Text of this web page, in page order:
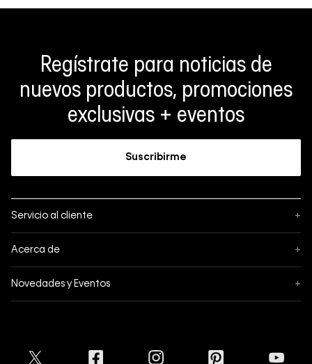
Regístrate para noticias de
nuevos productos, promociones
exclusivas + eventos
Suscribirme
Servicio al cliente +
Mis pedidos
Formas de pago
Acerca de +
Política de privacidad
Novedades y Eventos +
Cyber Lunes